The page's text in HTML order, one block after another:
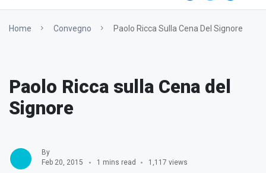
Home Convegno Paolo Ricca Sulla Cena Del Signore
Paolo Ricca sulla Cena del
Signore
By
Feb 20, 2015
1 mins read 1,117 views